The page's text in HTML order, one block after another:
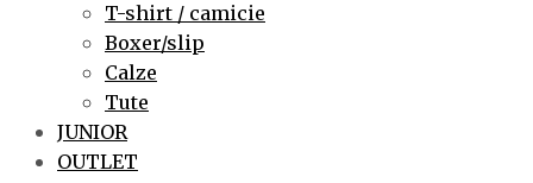
T-shirt / camicie
Boxer/slip
Calze
Tute
JUNIOR
OUTLET